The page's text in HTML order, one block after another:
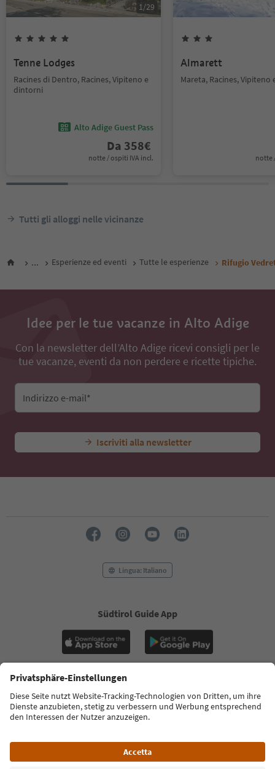
1/29
Tenne Lodges
Racines di Dentro, Racines, Vipiteno e
dintorni
Alto Adige Guest Pass
Da 358€
notte / ospiti IVA incl.
Almarett
Mareta, Racines,
notte
Tutti gli alloggi nelle vicinanze
... Esperienze ed eventi Tutte le esperienze Rifugio
Idee per le tue vacanze in Alto Adige
Con la newsletter dell’Alto Adige ricevi consigli per le
tue vacanze, eventi da non perdere e ricette tipiche.
Indirizzo e-mail*
Iscriviti alla newsletter
Lingua: Italiano
Südtirol Guide App
FAQ Contatti Press MICE
Privacy Policy
Termini e condizioni
Crediti
Cookie Policy
Alto Adige B2B